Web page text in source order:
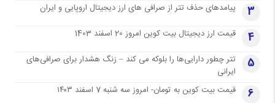
3 پیامدهای حذف تتر از صرافی های ارز دیجیتال اروپایی و ایران
4 قیمت ارز دیجیتال بیت کوین امروز 20 اسفند 1403
5
تتر چطور دارایی‌ها را بلوکه می کند – زنگ هشدار برای صرافی‌های
ایرانی
6 قیمت بیت کوین به تومان- امروز سه شنبه 7 اسفند ۱۴۰۳